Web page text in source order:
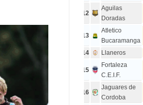
12
Aguilas
Doradas
13
Atletico
Bucaramanga
14 Llaneros
15
Fortaleza
C.E.I.F.
16
Jaguares de
Cordoba